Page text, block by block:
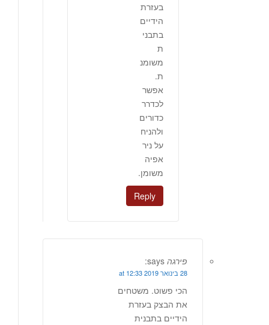
בעזרת
הידיים
בתבני
ת
משומנ
ת.
אפשר
לכדרר
כדורים
ולהניח
על ניר
אפיה
משומן.
Reply
פירגה says:
28 בינואר 2019 at 12:33
הכי פשוט. משטחים
את הבצק בעזרת
הידיים בתבנית